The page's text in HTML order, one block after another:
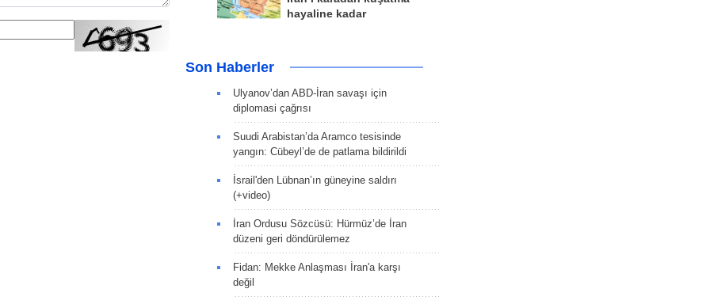
hayaline kadar
Son Haberler
Ulyanov’dan ABD-İran savaşı için
diplomasi çağrısı
Suudi Arabistan’da Aramco tesisinde
yangın: Cübeyl’de de patlama bildirildi
İsrail'den Lübnan’ın güneyine saldırı
(+video)
İran Ordusu Sözcüsü: Hürmüz’de İran
düzeni geri döndürülemez
Fidan: Mekke Anlaşması İran'a karşı
değil